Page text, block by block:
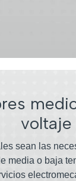
voltaje
sean las
media o baja